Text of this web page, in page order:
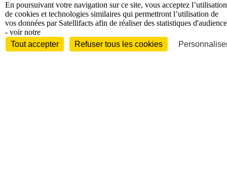
International
En poursuivant votre navigation sur ce site, vous acceptez l’utilisation
de cookies et technologies similaires qui permettront l’utilisation de
vos données par Satellifacts afin de réaliser des statistiques d'audience
- voir notre
Tout accepter
Refuser tous les cookies